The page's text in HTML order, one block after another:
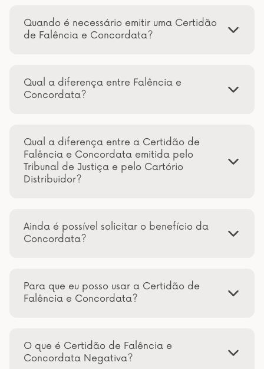
Quando é necessário emitir uma Certidão
de Falência e Concordata?
Qual a diferença entre Falência e
Concordata?
Qual a diferença entre a Certidão de
Falência e Concordata emitida pelo
Tribunal de Justiça e pelo Cartório
Distribuidor?
Ainda é possível solicitar o benefício da
Concordata?
Para que eu posso usar a Certidão de
Falência e Concordata?
O que é Certidão de Falência e
Concordata Negativa?